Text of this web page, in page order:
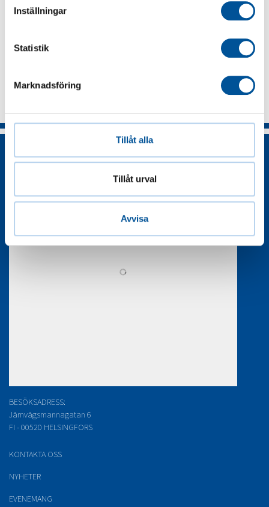
Inställningar
Statistik
Marknadsföring
Tillåt alla
Tillåt urval
Avvisa
BESÖKSADRESS:
Järnvägsmannagatan 6
FI - 00520 HELSINGFORS
KONTAKTA OSS
NYHETER
EVENEMANG